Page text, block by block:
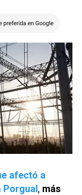
afectó a
Porgual, más